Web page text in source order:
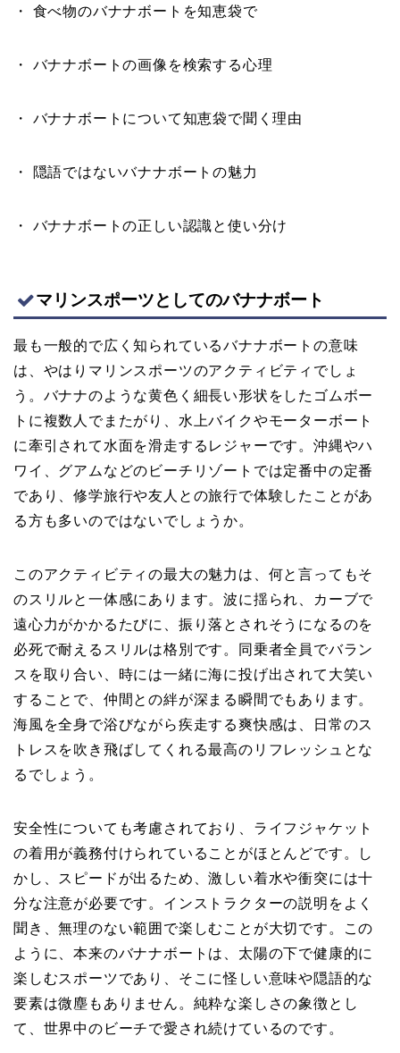
・ 食べ物のバナナボートを知恵袋で
・ バナナボートの画像を検索する心理
・ バナナボートについて知恵袋で聞く理由
・ 隠語ではないバナナボートの魅力
・ バナナボートの正しい認識と使い分け
マリンスポーツとしてのバナナボート
最も一般的で広く知られているバナナボートの意味
は、やはりマリンスポーツのアクティビティでしょ
う。バナナのような黄色く細長い形状をしたゴムボー
トに複数人でまたがり、水上バイクやモーターボート
に牽引されて水面を滑走するレジャーです。沖縄やハ
ワイ、グアムなどのビーチリゾートでは定番中の定番
であり、修学旅行や友人との旅行で体験したことがあ
る方も多いのではないでしょうか。
このアクティビティの最大の魅力は、何と言ってもそ
のスリルと一体感にあります。波に揺られ、カーブで
遠心力がかかるたびに、振り落とされそうになるのを
必死で耐えるスリルは格別です。同乗者全員でバラン
スを取り合い、時には一緒に海に投げ出されて大笑い
することで、仲間との絆が深まる瞬間でもあります。
海風を全身で浴びながら疾走する爽快感は、日常のス
トレスを吹き飛ばしてくれる最高のリフレッシュとな
るでしょう。
安全性についても考慮されており、ライフジャケット
の着用が義務付けられていることがほとんどです。し
かし、スピードが出るため、激しい着水や衝突には十
分な注意が必要です。インストラクターの説明をよく
聞き、無理のない範囲で楽しむことが大切です。この
ように、本来のバナナボートは、太陽の下で健康的に
楽しむスポーツであり、そこに怪しい意味や隠語的な
要素は微塵もありません。純粋な楽しさの象徴とし
て、世界中のビーチで愛され続けているのです。